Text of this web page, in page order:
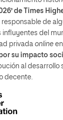
de Times
de
influyentes del
privada online
su impacto
al desarrollo
decente.